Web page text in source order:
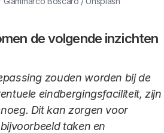
de volgende inzichten
zouden worden bij de
eindbergingsfaciliteit, zijn
Dit kan zorgen voor
taken en